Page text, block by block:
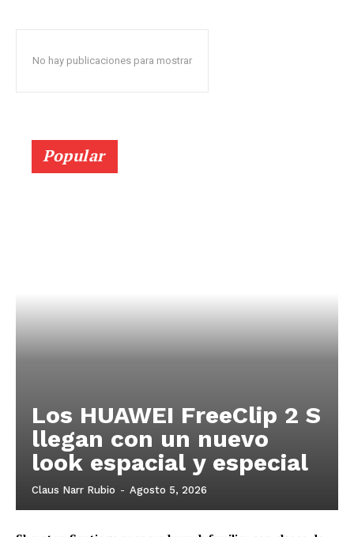
No hay publicaciones para mostrar
Popular
Los HUAWEI FreeClip 2 S
llegan con un nuevo
look espacial y especial
Claus Narr Rubio - Agosto 5, 2026